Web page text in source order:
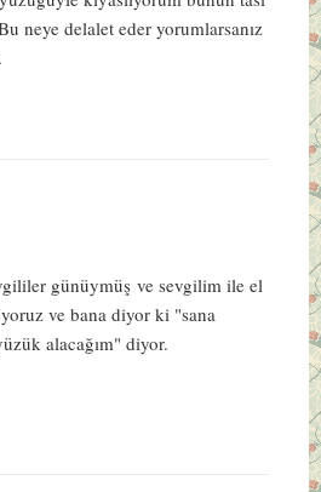
neye delalet eder yorumlarsanız
günüymüş ve sevgilim ile el
ve bana diyor ki "sana
alacağım" diyor.